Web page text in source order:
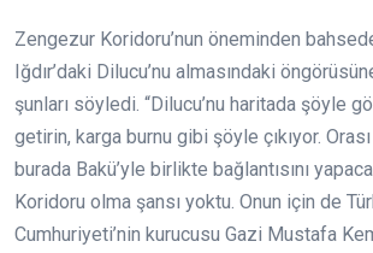
Zengezur Koridoru’nun öneminden
Iğdır’daki Dilucu’nu almasındaki
şunları söyledi. “Dilucu’nu haritada şöyle
getirin, karga burnu gibi şöyle çıkıyor.
burada Bakü’yle birlikte bağlantısını
Koridoru olma şansı yoktu. Onun için de
Cumhuriyeti’nin kurucusu Gazi Mustafa